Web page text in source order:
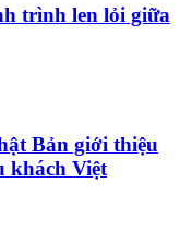
trình len lỏi giữa
Bản giới thiệu
khách Việt